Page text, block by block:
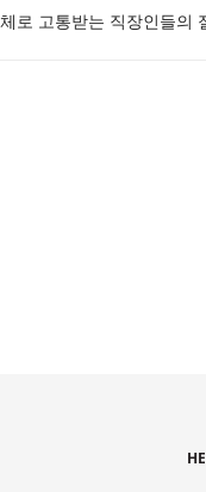
로 고통받는 직장인들의